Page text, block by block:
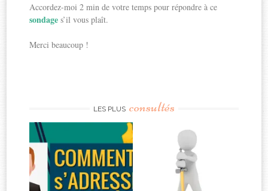
Accordez-moi 2 min de votre temps pour répondre à ce
sondages’il vous plaît.
Merci beaucoup !
LES PLUS consultés